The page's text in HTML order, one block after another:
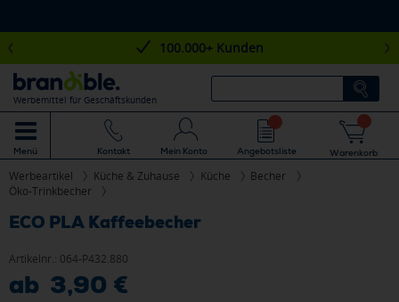
100.000+ Kunden
Werbemittel für Geschäftskunden
Menü Kontakt Mein Konto Angebotsliste Warenkorb
Werbeartikel Küche & Zuhause Küche
Becher
Öko-Trinkbecher
ECO PLA Kaffeebecher
Artikelnr.: 064-P432.880
ab 3,90 €